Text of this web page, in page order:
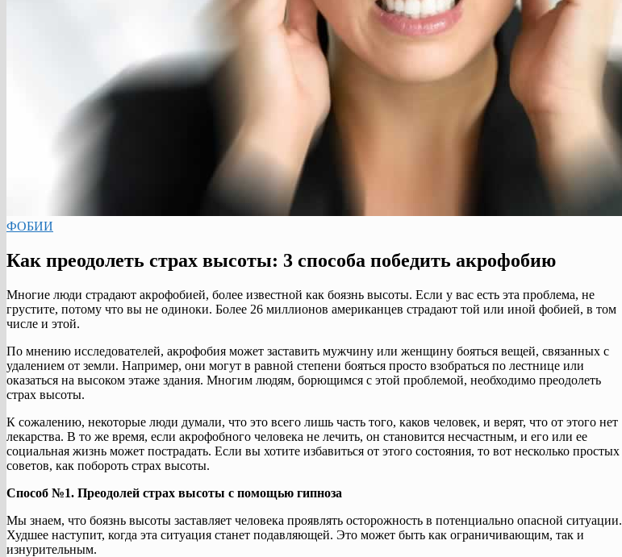
ФОБИИ
Как преодолеть страх высоты: 3 способа победить акрофобию
Многие люди страдают акрофобией, более известной как боязнь высоты. Если у вас есть эта проблема, не
грустите, потому что вы не одиноки. Более 26 миллионов американцев страдают той или иной фобией, в том
числе и этой.
По мнению исследователей, акрофобия может заставить мужчину или женщину бояться вещей, связанных с
удалением от земли. Например, они могут в равной степени бояться просто взобраться по лестнице или
оказаться на высоком этаже здания. Многим людям, борющимся с этой проблемой, необходимо преодолеть
страх высоты.
К сожалению, некоторые люди думали, что это всего лишь часть того, каков человек, и верят, что от этого нет
лекарства. В то же время, если акрофобного человека не лечить, он становится несчастным, и его или ее
социальная жизнь может пострадать. Если вы хотите избавиться от этого состояния, то вот несколько простых
советов, как побороть страх высоты.
Способ №1. Преодолей страх высоты с помощью гипноза
Мы знаем, что боязнь высоты заставляет человека проявлять осторожность в потенциально опасной ситуации.
Худшее наступит, когда эта ситуация станет подавляющей. Это может быть как ограничивающим, так и
изнурительным.